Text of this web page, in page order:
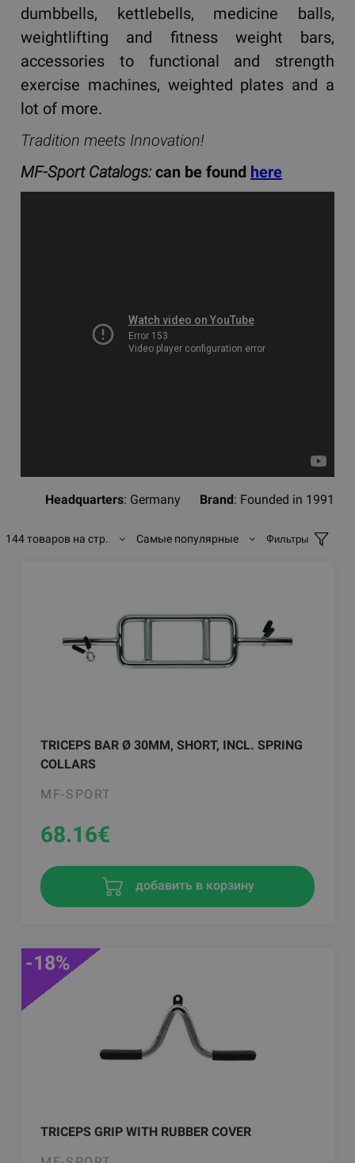
dumbbells, kettlebells, medicine balls,
weightlifting and fitness weight bars,
accessories to functional and strength
exercise machines, weighted plates and a
lot of more.
Tradition meets Innovation!
MF-Sport Catalogs:can be found here
Headquarters: Germany Brand: Founded in 1991
144 товаров на стр. Самые популярные Фильтры
TRICEPS BAR Ø 30MM, SHORT, INCL. SPRING
COLLARS
MF-SPORT
68.16€
добавить в корзину
TRICEPS GRIP WITH RUBBER COVER
-18%